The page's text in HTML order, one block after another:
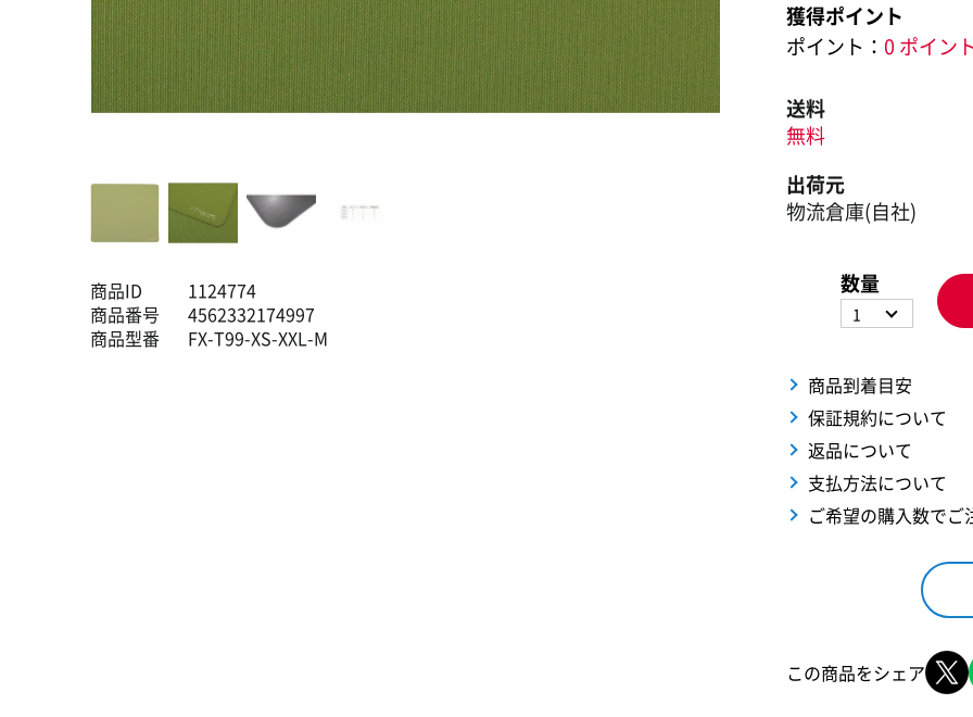
商品ID
1124774
商品番号
4562332174997
商品型番
FX-T99-XS-XXL-M
獲得ポイント
ポイント： 0 ポイント
送料
無料
出荷元
物流倉庫(自社)
数量
1
商品到着目安
保証規約について
返品について
支払方法について
ご希望の購入数でご
この商品をシェア